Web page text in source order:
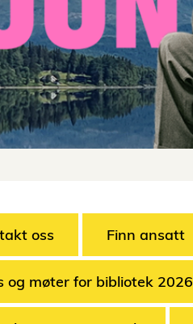
oss Finn ansatt
og møter for bibliotek 2026